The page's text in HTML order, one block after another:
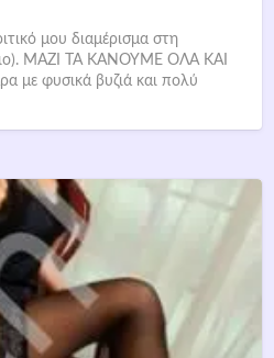
μου διαμέρισμα στη
ΜΑΖΙ ΤΑ ΚΑΝΟΥΜΕ ΟΛΑ ΚΑΙ
με φυσικά βυζιά και πολύ